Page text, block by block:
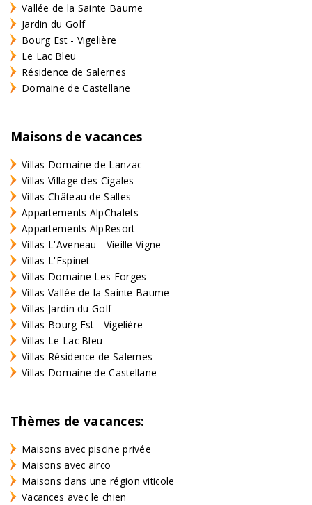
Vallée de la Sainte Baume
Jardin du Golf
Bourg Est - Vigelière
Le Lac Bleu
Résidence de Salernes
Domaine de Castellane
Maisons de vacances
Villas Domaine de Lanzac
Villas Village des Cigales
Villas Château de Salles
Appartements AlpChalets
Appartements AlpResort
Villas L'Aveneau - Vieille Vigne
Villas L'Espinet
Villas Domaine Les Forges
Villas Vallée de la Sainte Baume
Villas Jardin du Golf
Villas Bourg Est - Vigelière
Villas Le Lac Bleu
Villas Résidence de Salernes
Villas Domaine de Castellane
Thèmes de vacances:
Maisons avec piscine privée
Maisons avec airco
Maisons dans une région viticole
Vacances avec le chien